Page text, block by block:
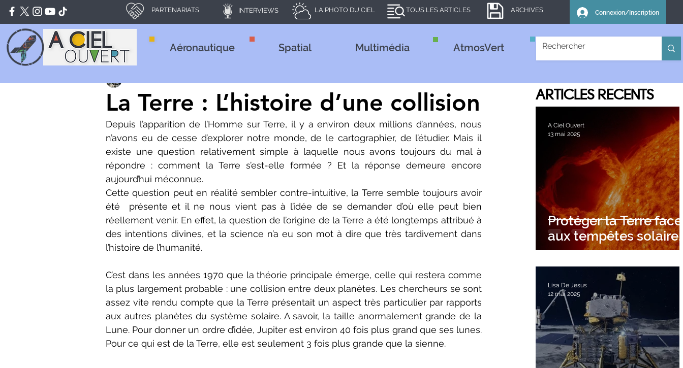
PARTENARIATS INTERVIEWS LA PHOTO DU CIEL TOUS LES ARTICLES ARCHIVES Connexion/Inscription
Aéronautique Spatial Multimédia AtmosVert
La Terre : L’histoire d’une collision
Depuis l’apparition de l’Homme sur Terre, il y a environ deux millions d’années, nous
n’avons eu de cesse d’explorer notre monde, de le cartographier, de l’étudier. Mais il
existe une question relativement simple à laquelle nous avons toujours du mal à
répondre : comment la Terre s’est-elle formée ? Et la réponse demeure encore
aujourd’hui méconnue.
Cette question peut en réalité sembler contre-intuitive, la Terre semble toujours avoir
été  présente et il ne nous vient pas à l’idée de se demander d’où elle peut bien
réellement venir. En effet, la question de l’origine de la Terre a été longtemps attribué à
des intentions divines, et la science n’a eu son mot à dire que très tardivement dans
l’histoire de l’humanité.
C’est dans les années 1970 que la théorie principale émerge, celle qui restera comme
la plus largement probable : une collision entre deux planètes. Les chercheurs se sont
assez vite rendu compte que la Terre présentait un aspect très particulier par rapports
aux autres planètes du système solaire. A savoir, la taille anormalement grande de la
Lune. Pour donner un ordre d’idée, Jupiter est environ 40 fois plus grand que ses lunes.
Pour ce qui est de la Terre, elle est seulement 3 fois plus grande que la sienne.
ARTICLES RECENTS
Protéger la Terre face
aux tempêtes
?
A Ciel Ouvert
13 mai 2025
Lisa De Jesus
12 mai 2025